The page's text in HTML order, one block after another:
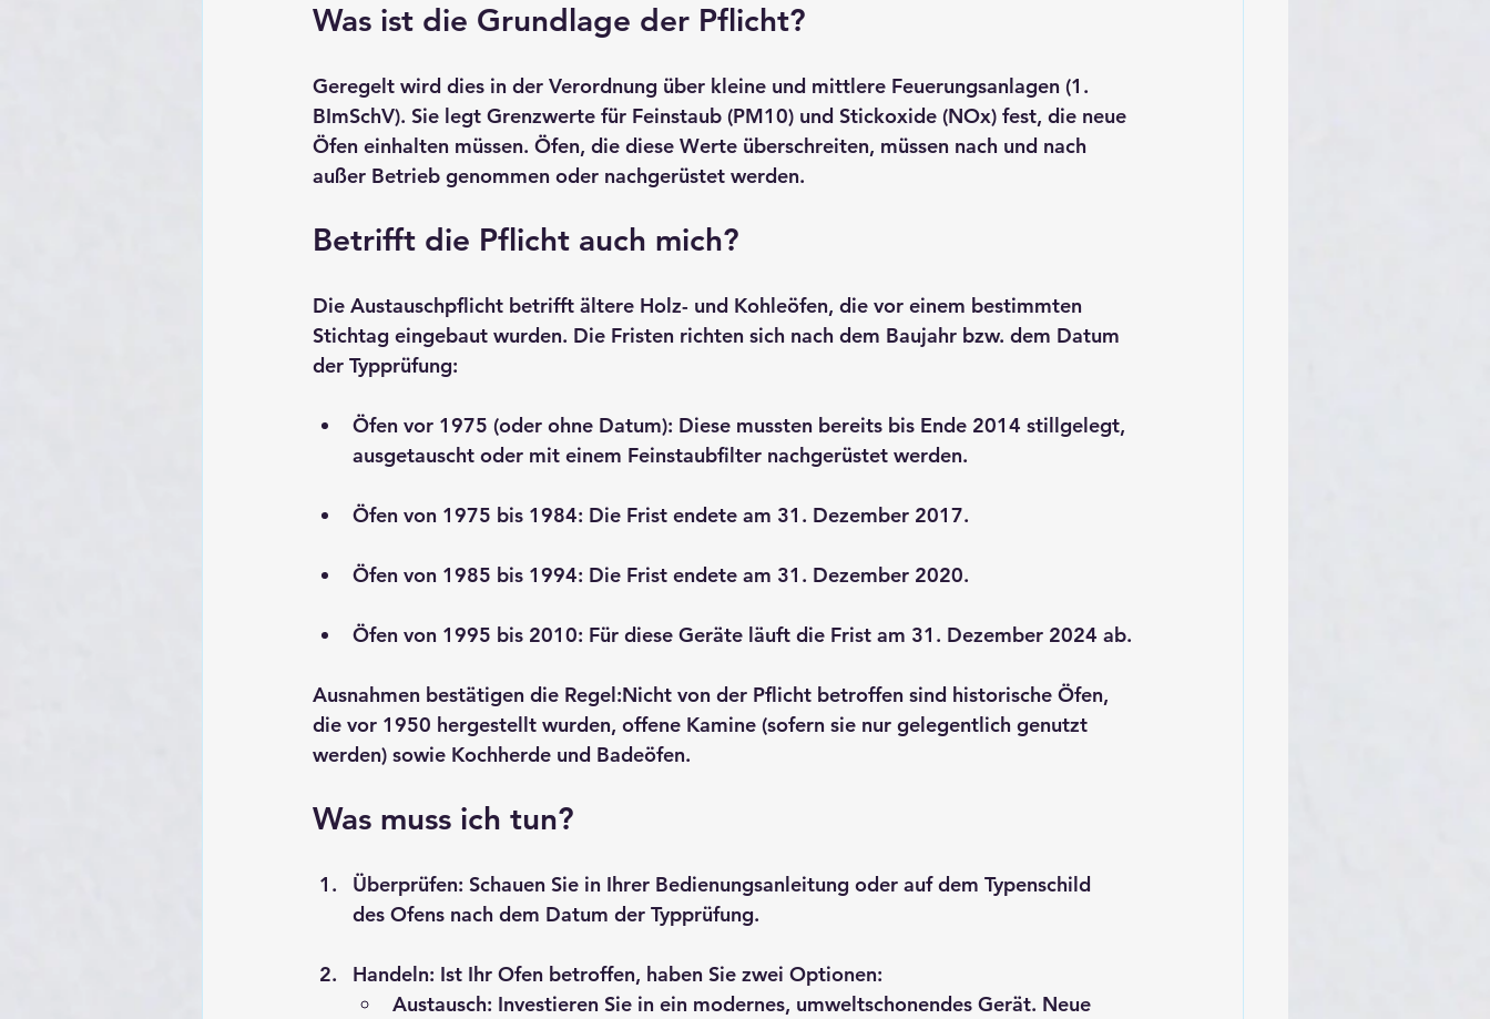
Was ist die Grundlage der Pflicht?
Geregelt wird dies in der Verordnung über kleine und mittlere Feuerungsanlagen (1.
BImSchV). Sie legt Grenzwerte für Feinstaub (PM10) und Stickoxide (NOx) fest, die neue
Öfen einhalten müssen. Öfen, die diese Werte überschreiten, müssen nach und nach
außer Betrieb genommen oder nachgerüstet werden.
Betrifft die Pflicht auch mich?
Die Austauschpflicht betrifft ältere Holz- und Kohleöfen, die vor einem bestimmten
Stichtag eingebaut wurden. Die Fristen richten sich nach dem Baujahr bzw. dem Datum
der Typprüfung:
Öfen vor 1975 (oder ohne Datum): Diese mussten bereits bis Ende 2014 stillgelegt,
ausgetauscht oder mit einem Feinstaubfilter nachgerüstet werden.
Öfen von 1975 bis 1984: Die Frist endete am 31. Dezember 2017.
Öfen von 1985 bis 1994: Die Frist endete am 31. Dezember 2020.
Öfen von 1995 bis 2010: Für diese Geräte läuft die Frist am 31. Dezember 2024 ab.
Ausnahmen bestätigen die Regel:Nicht von der Pflicht betroffen sind historische Öfen,
die vor 1950 hergestellt wurden, offene Kamine (sofern sie nur gelegentlich genutzt
werden) sowie Kochherde und Badeöfen.
Was muss ich tun?
Überprüfen: Schauen Sie in Ihrer Bedienungsanleitung oder auf dem Typenschild
des Ofens nach dem Datum der Typprüfung.
Handeln: Ist Ihr Ofen betroffen, haben Sie zwei Optionen:
Austausch: Investieren Sie in ein modernes, umweltschonendes Gerät. Neue